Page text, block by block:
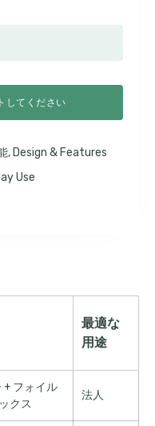
してください
, Design & Features
Use
最適な
用途
+ フォイル
クス
法人